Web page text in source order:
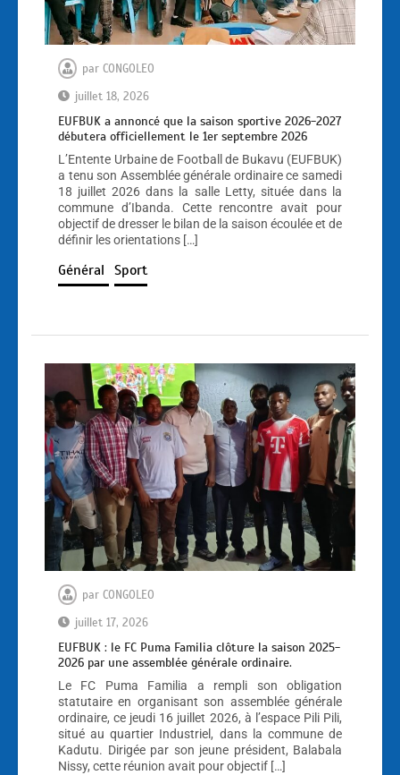
par CONGOLEO
juillet 18, 2026
EUFBUK a annoncé que la saison sportive 2026-2027
débutera officiellement le 1er septembre 2026
L’Entente Urbaine de Football de Bukavu (EUFBUK)
a tenu son Assemblée générale ordinaire ce samedi
18 juillet 2026 dans la salle Letty, située dans la
commune d’Ibanda. Cette rencontre avait pour
objectif de dresser le bilan de la saison écoulée et de
définir les orientations […]
Général Sport
par CONGOLEO
juillet 17, 2026
EUFBUK : le FC Puma Familia clôture la saison 2025-
2026 par une assemblée générale ordinaire.
Le FC Puma Familia a rempli son obligation
statutaire en organisant son assemblée générale
ordinaire, ce jeudi 16 juillet 2026, à l’espace Pili Pili,
situé au quartier Industriel, dans la commune de
Kadutu. Dirigée par son jeune président, Balabala
Nissy, cette réunion avait pour objectif […]